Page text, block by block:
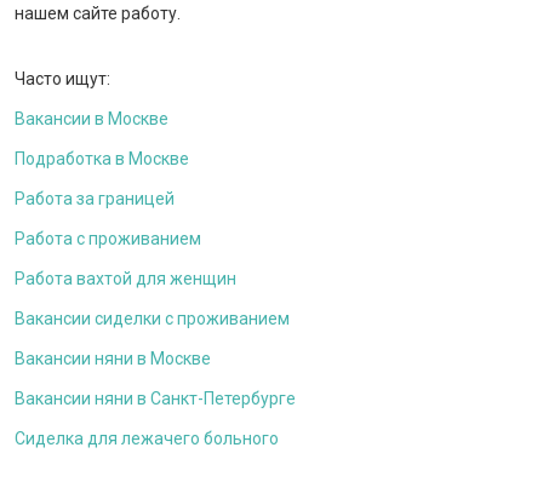
нашем сайте работу.
Часто ищут:
Вакансии в Москве
Подработка в Москве
Работа за границей
Работа с проживанием
Работа вахтой для женщин
Вакансии сиделки с проживанием
Вакансии няни в Москве
Вакансии няни в Санкт-Петербурге
Сиделка для лежачего больного